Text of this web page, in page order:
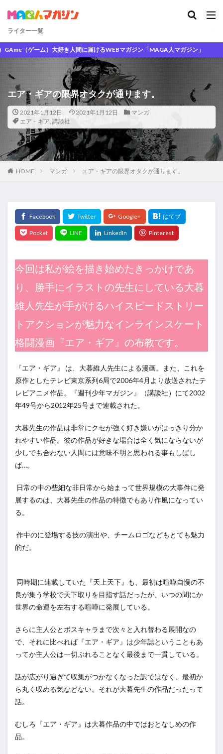
ライター一覧
）大好き人間に届けるWEBマガジン「MAGA人マガジン」
エア・ギアの限界オタクが通ります。
2021年1月12日 2021年1月12日
マンガ
エア・ギア, 講談社
HOME マンガ エア・ギアの限界オタクが通ります。
今回は私が絵を描き始めたきっかけであ
り、勝手にイラストの先生にしている大暮
維人先生が手がけるハイスピードストリー
トアクションが魅力なインラインスケート
格闘漫画『エア・ギア』の布教です。
『エア・ギア』 は、大暮維人先生による漫画。また、これを
原作としたテレビ東京系列6局で2006年4月より放送されたテ
レビアニメ作品。『週刊少年マガジン』（講談社）にて2002
年49号から2012年25号まで連載された。
大暮先生の作品は非常にクセが強く好き嫌いがはっきり分か
れやすい作品。彼の作品が好きな場合は全く気にならないが
少しでも合わない人間には意味不明と思われる事もしばし
ば…。
日常の中の些細な非日常から始まって世界規模の大事件に発
展するのは、大暮先生の作品の特徴でもあり作風になってい
る。
作中のに登場する技の演出や、チームロゴなどもとても魅力
的だ。
同時期に連載していた『天上天下』も、最初は喧嘩自慢の不
良が集う学校で天下取りを目指す話だったが、いつの間にか
世界の命運を左右する喧嘩に発展している。
さらに主人公とボスキャラまで次々と入れ替わる展開なの
で、それに比べれば『エア・ギア』は少年誌ということもあ
ってか主人公は一切ぶれることなく最後まで一貫している。
話が広がり過ぎて収集がつかなくなった訳ではなく、最初か
ら丸く収める気などない。それが大暮先生の作品だったって
話。
むしろ『エア・ギア』は大暮作品の中ではおとなしめの作
品。